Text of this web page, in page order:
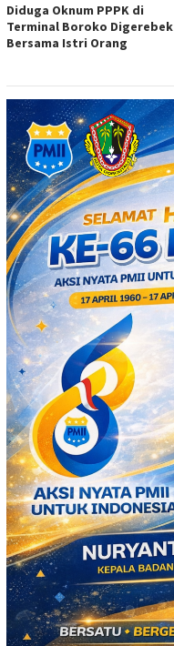
Diduga Oknum PPPK di
Terminal Boroko Digerebek
Bersama Istri Orang